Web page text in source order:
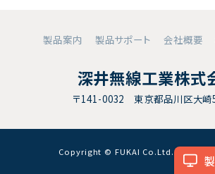
製品案内 製品サポート 会社概要
深井無線工業株式
〒141-0032 東京都品川区大崎
Copyright © FUKAI Co.Ltd. All